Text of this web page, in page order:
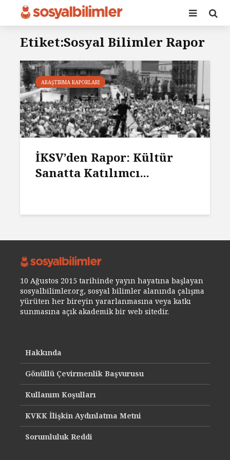
Etiket:Sosyal Bilimler Rapor
ARAŞTIRMA RAPORLARI
İKSV’den Rapor: Kültür
Sanatta Katılımcı...
10 Ağustos 2015 tarihinde yayın hayatına başlayan
sosyalbilimler.org, sosyal bilimler alanında çalışma
yürüten her bireyin yararlanmasına veya katkı
sunmasına açık akademik bir web sitedir.
Hakkında
Gönüllü Çevirmenlik Başvurusu
Kullanım Koşulları
KVKK İlişkin Aydınlatma Metni
Sorumluluk Reddi